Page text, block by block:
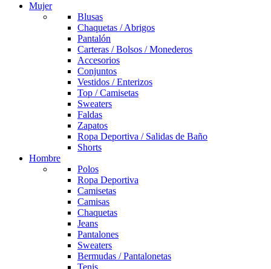
Mujer
Blusas
Chaquetas / Abrigos
Pantalón
Carteras / Bolsos / Monederos
Accesorios
Conjuntos
Vestidos / Enterizos
Top / Camisetas
Sweaters
Faldas
Zapatos
Ropa Deportiva / Salidas de Baño
Shorts
Hombre
Polos
Ropa Deportiva
Camisetas
Camisas
Chaquetas
Jeans
Pantalones
Sweaters
Bermudas / Pantalonetas